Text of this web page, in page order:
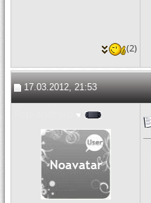
(2)
17.03.2012, 21:53